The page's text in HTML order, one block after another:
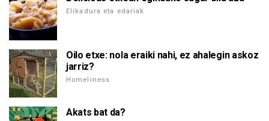
Elikadura eta edariak
Oilo etxe: nola eraiki nahi, ez ahalegin askoz
jarriz?
Homeliness
Akats bat da?